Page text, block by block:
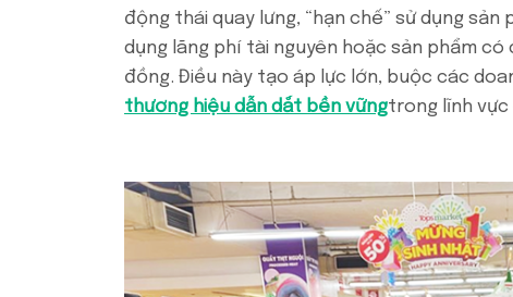
động thái quay lưng, “hạn chế” sử dụng
dụng lãng phí tài nguyên hoặc sản phẩm
đồng. Điều này tạo áp lực lớn, buộc các
thương hiệu dẫn dắt bền vữngtrong lĩnh vực